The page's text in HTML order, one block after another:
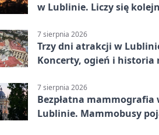
w Lublinie. Liczy się
7 sierpnia 2026
Trzy dni atrakcji w
Koncerty, ogień i historia
7 sierpnia 2026
Bezpłatna mammografia
Lublinie. Mammobusy